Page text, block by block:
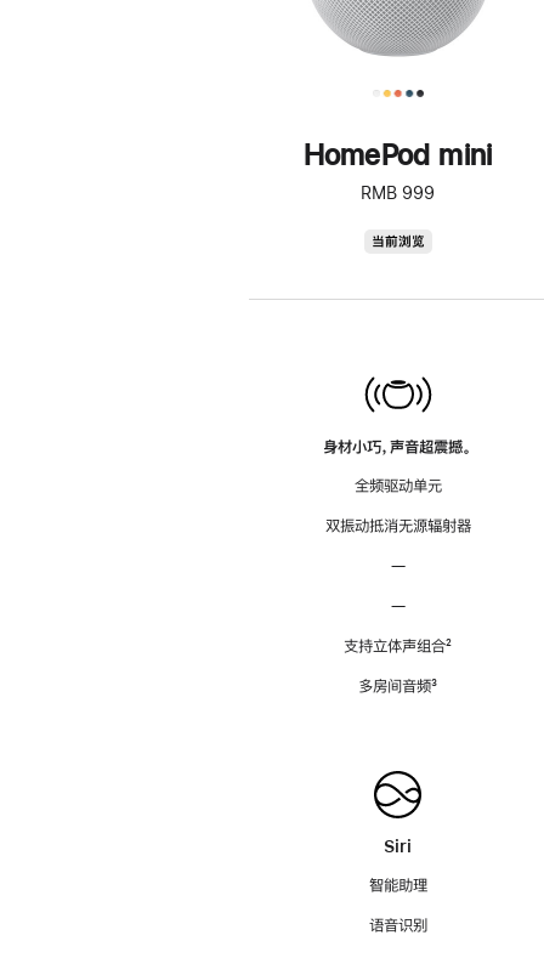
HomePod mini
RMB 999
当前浏览
身材小巧，声音超震撼。
全频驱动单元
双振动抵消无源辐射器
—
—
支持立体声组合脚
²
多房间音频脚
³
Siri
智能助理
语音识别